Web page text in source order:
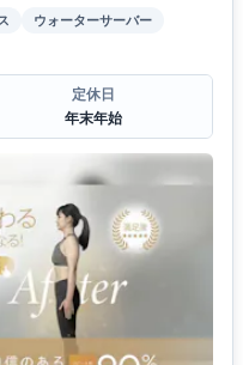
ウォーターサーバー
定休日
年末年始